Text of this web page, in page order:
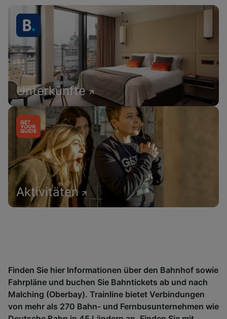
Unterkünfte
Aktivitäten
Finden Sie hier Informationen über den Bahnhof sowie
Fahrpläne und buchen Sie Bahntickets ab und nach
Malching (Oberbay). Trainline bietet Verbindungen
von mehr als 270 Bahn- und Fernbusunternehmen wie